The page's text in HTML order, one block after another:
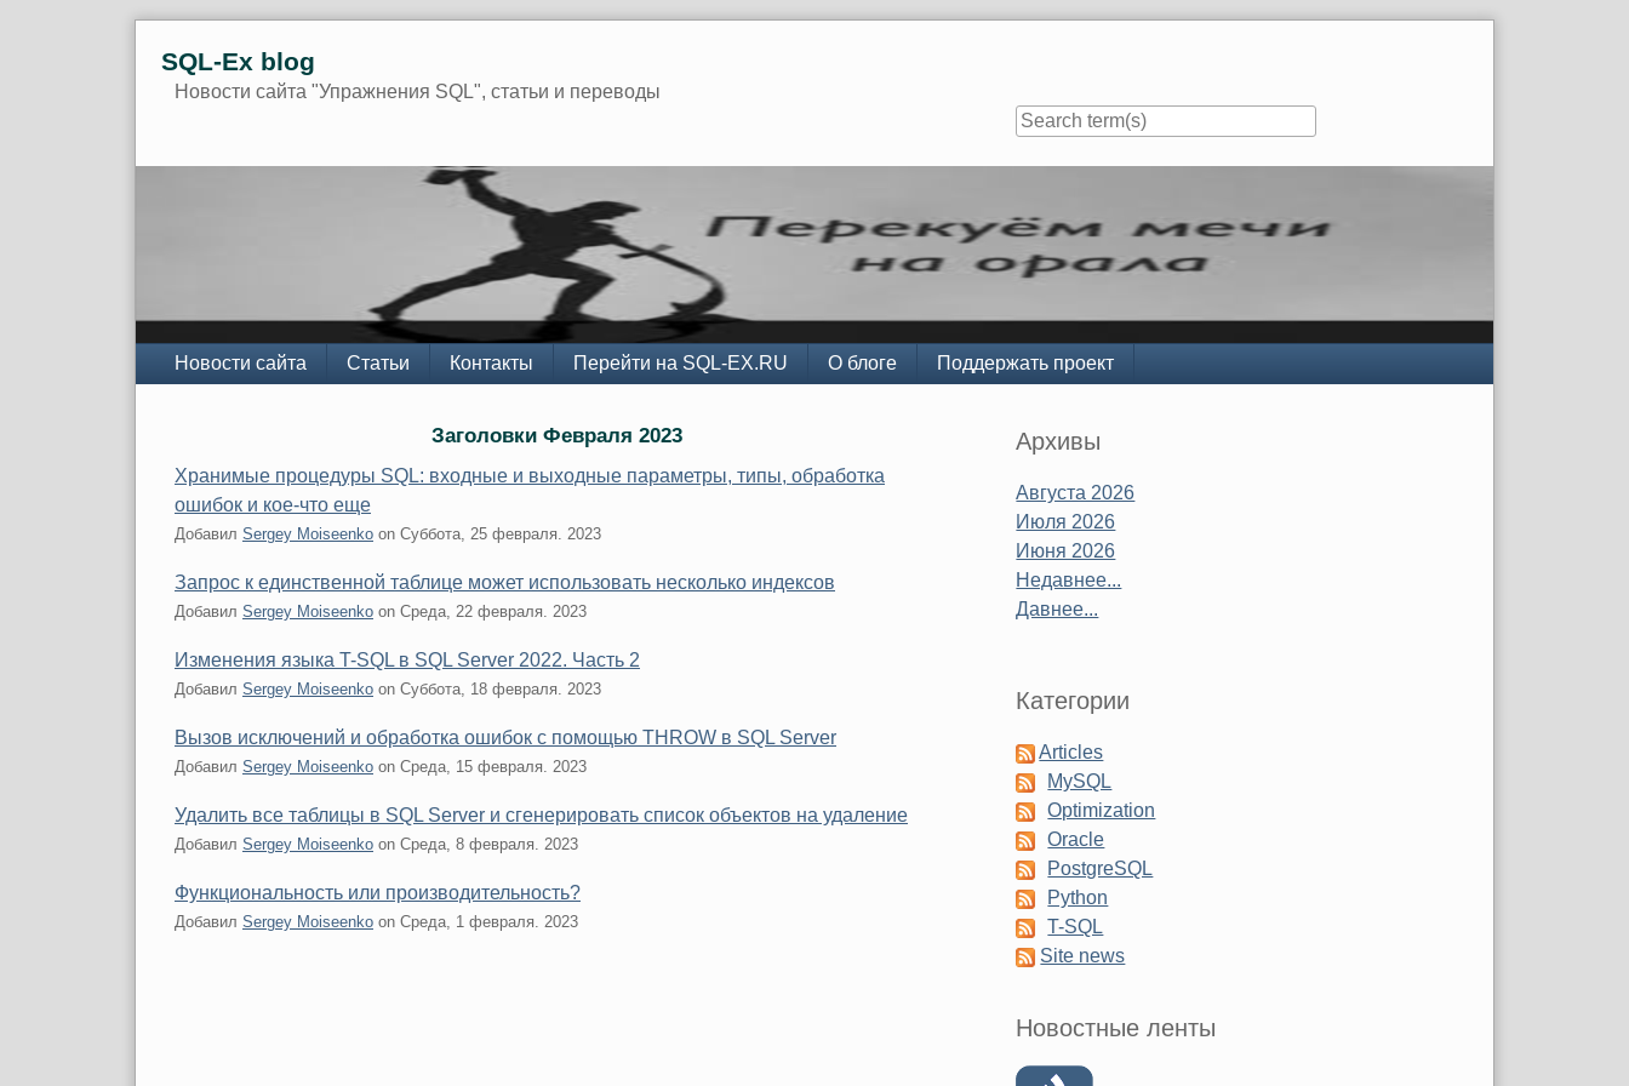
SQL-Ex blog
Новости сайта "Упражнения SQL", статьи и переводы
Navigation
Новости сайта Статьи Контакты Перейти на SQL-EX.RU О блоге Поддержать проект
Заголовки Февраля 2023
Хранимые процедуры SQL: входные и выходные параметры, типы, обработка
ошибок и кое-что еще
Добавил Sergey Moiseenko on Суббота, 25 февраля. 2023
Запрос к единственной таблице может использовать несколько индексов
Добавил Sergey Moiseenko on Среда, 22 февраля. 2023
Изменения языка T-SQL в SQL Server 2022. Часть 2
Добавил Sergey Moiseenko on Суббота, 18 февраля. 2023
Вызов исключений и обработка ошибок с помощью THROW в SQL Server
Добавил Sergey Moiseenko on Среда, 15 февраля. 2023
Удалить все таблицы в SQL Server и сгенерировать список объектов на удаление
Добавил Sergey Moiseenko on Среда, 8 февраля. 2023
Функциональность или производительность?
Добавил Sergey Moiseenko on Среда, 1 февраля. 2023
Sidebar
Архивы
Августа 2026
Июля 2026
Июня 2026
Недавнее...
Давнее...
Категории
Articles
MySQL
Optimization
Oracle
PostgreSQL
Python
T-SQL
Site news
Новостные ленты